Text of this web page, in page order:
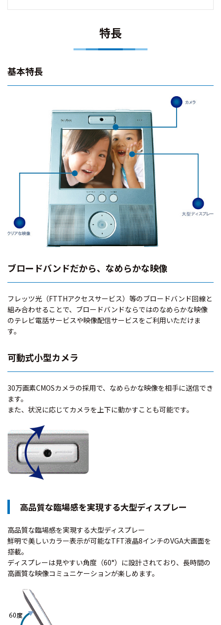
特長
基本特長
ブロードバンドだから、なめらかな映像
フレッツ光（FTTHアクセスサービス）等のブロードバンド回線と
組み合わせることで、ブロードバンドならではのなめらかな映像
のテレビ電話サービスや映像配信サービスをご利用いただけま
す。
可動式小型カメラ
30万画素CMOSカメラの採用で、なめらかな映像を相手に送信でき
ます。
また、状況に応じてカメラを上下に動かすことも可能です。
高品質な臨場感を実現する大型ディスプレー
高品質な臨場感を実現する大型ディスプレー
鮮明で美しいカラー表示が可能なTFT液晶8インチのVGA大画面を
搭載。
ディスプレーは見やすい角度（60°）に設計されており、長時間の
高画質な映像コミュニケーションが楽しめます。